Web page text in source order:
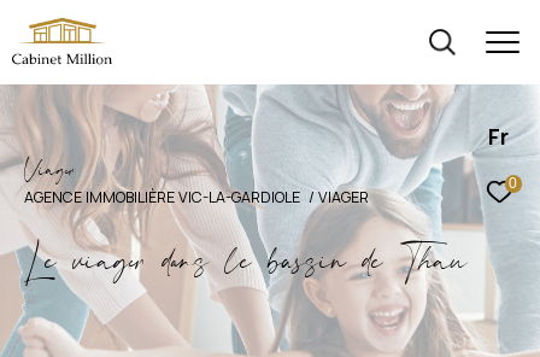
Fr
0
Viage
AGENCE IMMOBILIÈRE VIC-LA-GARDIOLE VIAGER
Le viager dans le bassin de Thau